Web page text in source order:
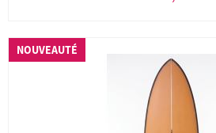
NOUVEAUTÉ